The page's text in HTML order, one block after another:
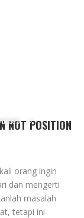
NOT POSITION
orang ingin
dan mengerti
masalah
tetapi ini